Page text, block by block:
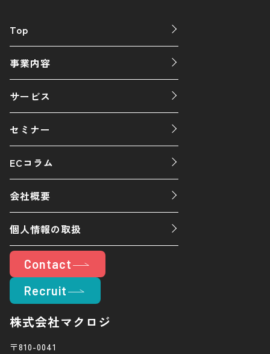
Top
事業内容
サービス
セミナー
ECコラム
会社概要
個人情報の取扱
Contact
Recruit
株式会社マクロジ
〒810-0041